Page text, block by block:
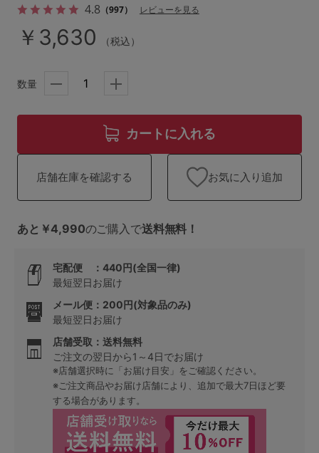
WEB限定アイテム
特集ページ
4.8（997） レビューを見る
￥3,630 （税込）
数量
カートに入れる
店舗在庫を確認する お気に入り追加
あと￥4,990のご購入で送料無料！
宅配便 ：440円(全国一律)
最短翌日お届け
メール便：200円(対象品のみ)
最短翌日お届け
店舗受取：送料無料
ご注文の翌日から1～4日でお届け
※店舗選択時に「お届け目安」をご確認ください。
※ご注文商品やお届け店舗により、追加で最大7日ほど要
する場合があります。